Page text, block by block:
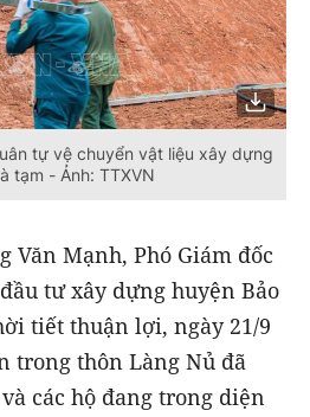
tự vệ chuyển vật liệu xây dựng
tạm - Ảnh: TTXVN
Văn Mạnh, Phó Giám đốc
tư xây dựng huyện Bảo
tiết thuận lợi, ngày 21/9
trong thôn Làng Nủ đã
các hộ đang trong diện